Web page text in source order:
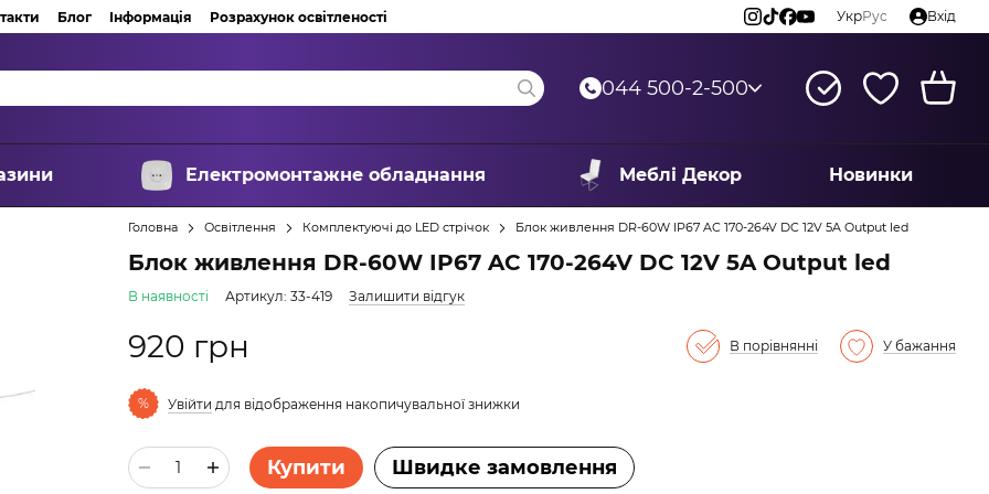
Блог Інформація Розрахунок освітленості УкрРус Вхід
044 500-2-500
Електромонтажне обладнання Меблі Декор Новинки
Головна Освітлення Комплектуючі до LED стрічок Блок живлення DR-60W IP67 AC 170-264V DC 12V 5A Output led
Блок живлення DR-60W IP67 AC 170-264V DC 12V 5A Output led
В наявності Артикул: 33-419 Залишити відгук
920 грн В порівнянні У бажання
% Увійти для відображення накопичувальної знижки
Купити Швидке замовлення